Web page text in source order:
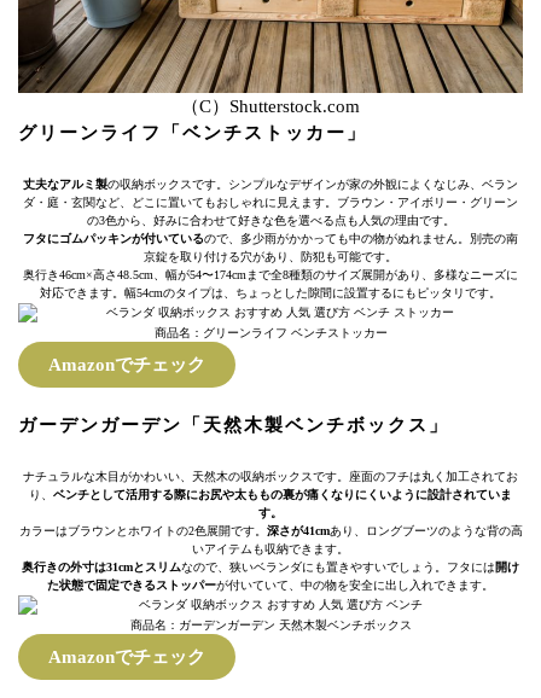
（C）Shutterstock.com
グリーンライフ「ベンチストッカー」
丈夫なアルミ製の収納ボックスです。シンプルなデザインが家の外観によくなじみ、ベラン
ダ・庭・玄関など、どこに置いてもおしゃれに見えます。ブラウン・アイボリー・グリーン
の3色から、好みに合わせて好きな色を選べる点も人気の理由です。
フタにゴムパッキンが付いているので、多少雨がかかっても中の物がぬれません。別売の南
京錠を取り付ける穴があり、防犯も可能です。
奥行き46cm×高さ48.5cm、幅が54〜174cmまで全8種類のサイズ展開があり、多様なニーズに
対応できます。幅54cmのタイプは、ちょっとした隙間に設置するにもピッタリです。
商品名：グリーンライフ ベンチストッカー
Amazonでチェック
ガーデンガーデン「天然木製ベンチボックス」
ナチュラルな木目がかわいい、天然木の収納ボックスです。座面のフチは丸く加工されてお
り、 ベンチとして活用する際にお尻や太ももの裏が痛くなりにくいように設計されていま
す。
カラーはブラウンとホワイトの2色展開です。 深さが41cmあり、ロングブーツのような背の高
いアイテムも収納できます。
奥行きの外寸は31cmとスリムなので、狭いベランダにも置きやすいでしょう。フタには開け
た状態で固定できるストッパーが付いていて、中の物を安全に出し入れできます。
商品名：ガーデンガーデン 天然木製ベンチボックス
Amazonでチェック